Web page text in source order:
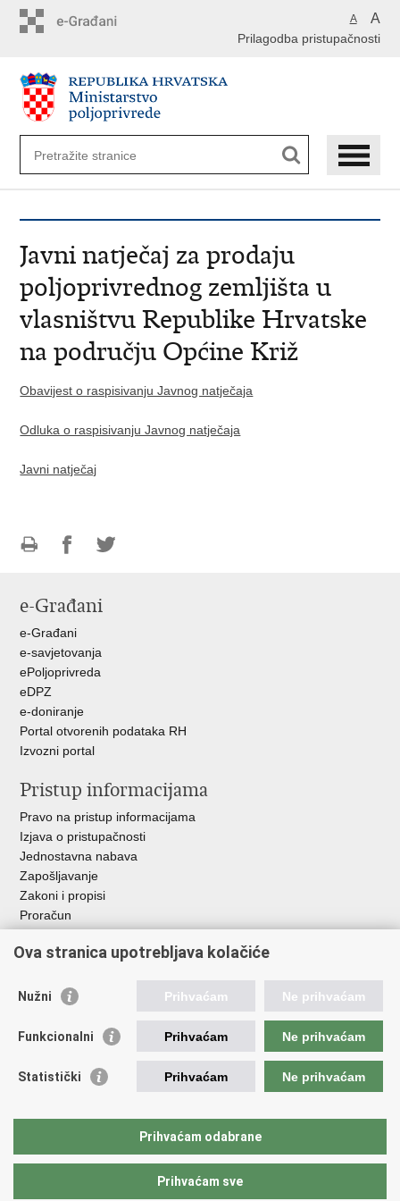
A A
Prilagodba pristupačnosti
Javni natječaj za prodaju
poljoprivrednog zemljišta u
vlasništvu Republike Hrvatske
na području Općine Križ
Obavijest o raspisivanju Javnog natječaja
Odluka o raspisivanju Javnog natječaja
Javni natječaj
FacebookuTwitteru
e-Građani
e-Građani
e-savjetovanja
ePoljoprivreda
eDPZ
e-doniranje
Portal otvorenih podataka RH
Izvozni portal
Pristup informacijama
Pravo na pristup informacijama
Izjava o pristupačnosti
Jednostavna nabava
Zapošljavanje
Zakoni i propisi
Proračun
RH
Važne poveznice
Hrvatska agencija za poljoprivredu i hranu
Agencija za plaćanja u poljoprivredi, ribarstvu i ruralnom
razvoju
Hrvatske šume
Pučka pravobraniteljica
Ova stranica upotrebljava kolačiće
Nužni Prihvaćam Ne prihvaćam
Funkcionalni Prihvaćam Ne prihvaćam
Statistički Prihvaćam Ne prihvaćam
Prihvaćam odabrane
Prihvaćam sve